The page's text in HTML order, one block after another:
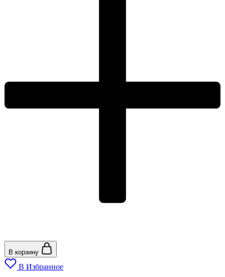
В корзину
В Избранное